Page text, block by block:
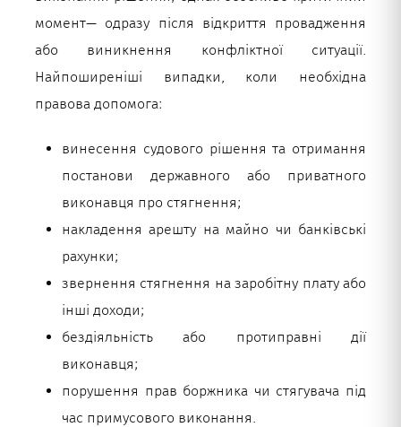
момент— одразу після відкриття провадження
або виникнення конфліктної ситуації.
Найпоширеніші випадки, коли необхідна
правова допомога:
винесення судового рішення та отримання
постанови державного або приватного
виконавця про стягнення;
накладення арешту на майно чи банківські
рахунки;
звернення стягнення на заробітну плату або
інші доходи;
бездіяльність або протиправні дії
виконавця;
порушення прав боржника чи стягувача під
час примусового виконання.